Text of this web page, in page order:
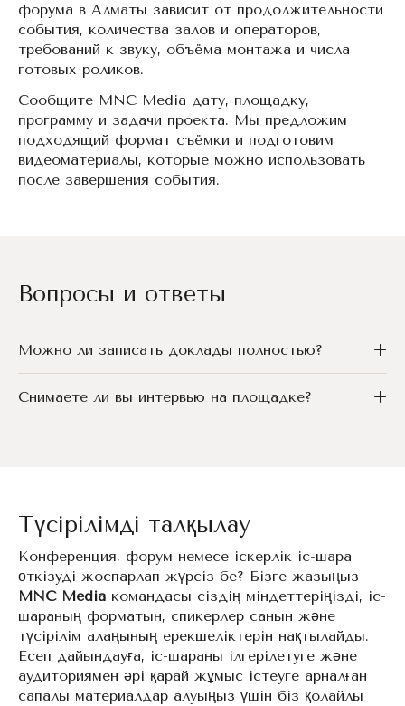
форума в Алматы зависит от продолжительности
события, количества залов и операторов,
требований к звуку, объёма монтажа и числа
готовых роликов.
Сообщите MNC Media дату, площадку,
программу и задачи проекта. Мы предложим
подходящий формат съёмки и подготовим
видеоматериалы, которые можно использовать
после завершения события.
Вопросы и ответы
Можно ли записать доклады полностью?
Снимаете ли вы интервью на площадке?
Түсірілімді талқылау
Конференция, форум немесе іскерлік іс-шара
өткізуді жоспарлап жүрсіз бе? Бізге жазыңыз —
MNC Media командасы сіздің міндеттеріңізді, іс-
шараның форматын, спикерлер санын және
түсірілім алаңының ерекшеліктерін нақтылайды.
Есеп дайындауға, іс-шараны ілгерілетуге және
аудиториямен әрі қарай жұмыс істеуге арналған
сапалы материалдар алуыңыз үшін біз қолайлы